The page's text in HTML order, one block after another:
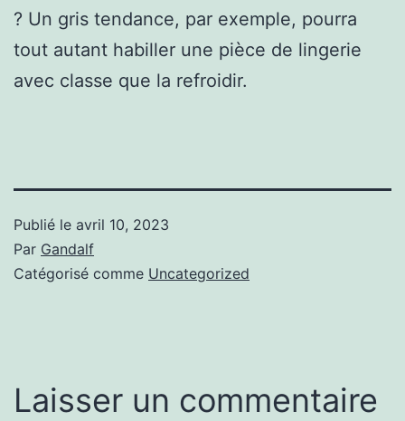
? Un gris tendance, par exemple, pourra
tout autant habiller une pièce de lingerie
avec classe que la refroidir.
Publié le avril 10, 2023
Par Gandalf
Catégorisé comme Uncategorized
Laisser un commentaire